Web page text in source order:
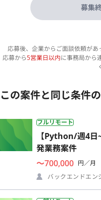
募集
応募後、企業からご面談依頼があ
応募から5営業日以内に事務局から
この案件と同じ条件
フルリモート
【Python/週4
発業務案件
〜700,000 円／月
バックエンドエン